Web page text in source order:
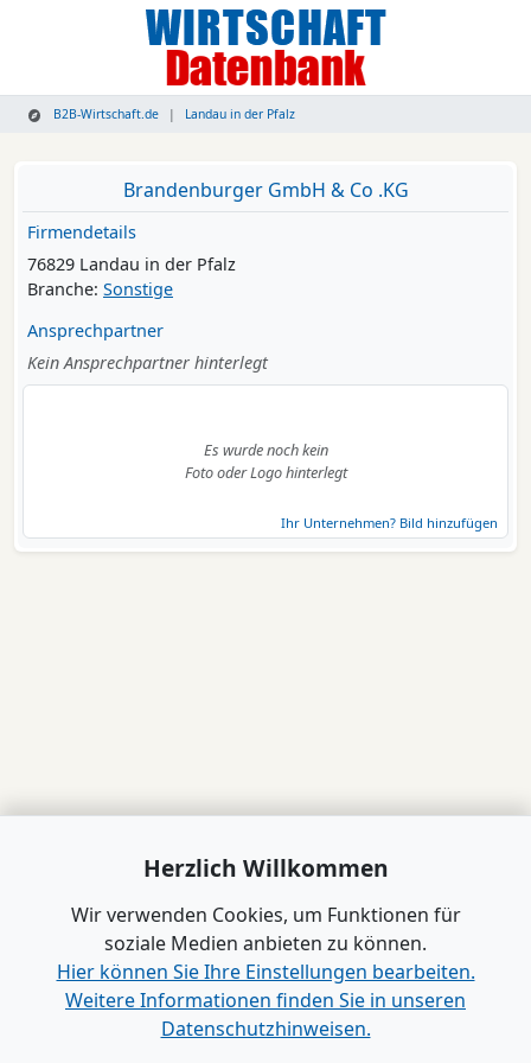
B2B-Wirtschaft.de Landau in der Pfalz
Brandenburger GmbH & Co .KG
Firmendetails
76829 Landau in der Pfalz
Branche: Sonstige
Ansprechpartner
Kein Ansprechpartner hinterlegt
Es wurde noch kein
Foto oder Logo hinterlegt
Ihr Unternehmen? Bild hinzufügen
Herzlich Willkommen
Wir verwenden Cookies, um Funktionen für
soziale Medien anbieten zu können.
Hier können Sie Ihre Einstellungen bearbeiten.
Weitere Informationen finden Sie in unseren
Datenschutzhinweisen.